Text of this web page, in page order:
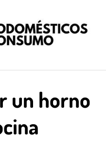
un horno